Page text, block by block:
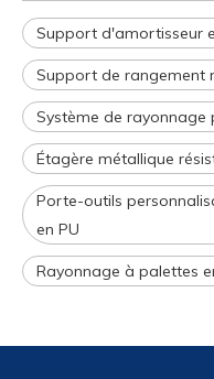
Support d'amortisseur
Support de rangement
Système de rayonnage
Étagère métallique
Porte-outils
en PU
Rayonnage à palettes